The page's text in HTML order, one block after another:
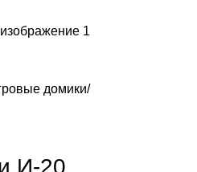
домики
И-20